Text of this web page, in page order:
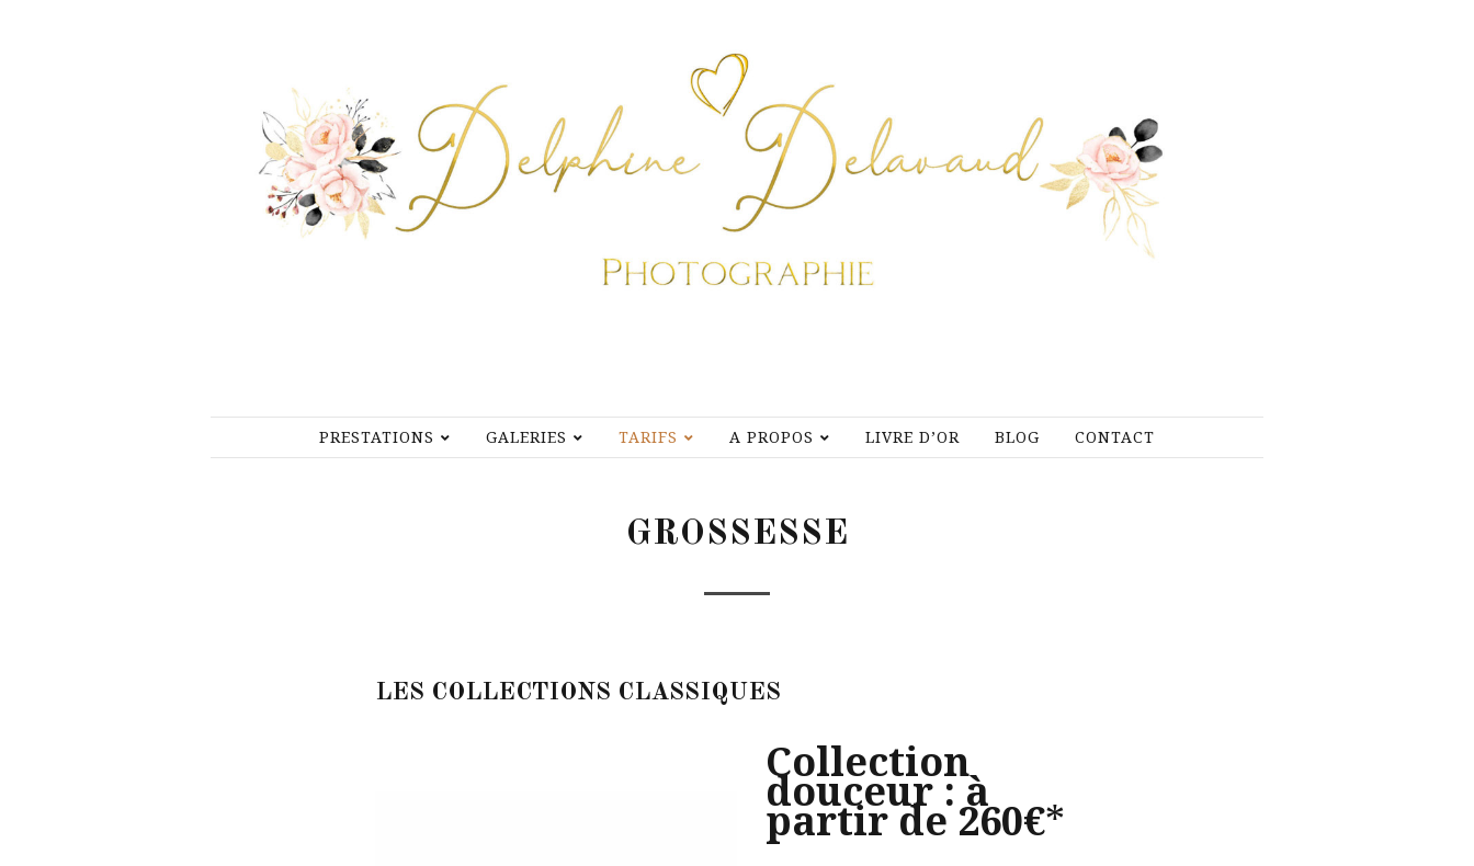
PRESTATIONS GALERIES TARIFS A PROPOS LIVRE D’OR BLOG CONTACT
GROSSESSE
LES COLLECTIONS CLASSIQUES
Collection
douceur : à
partir de 260€*